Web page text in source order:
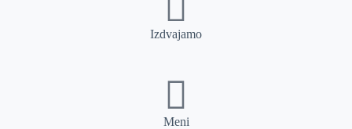
Izdvajamo
Meni